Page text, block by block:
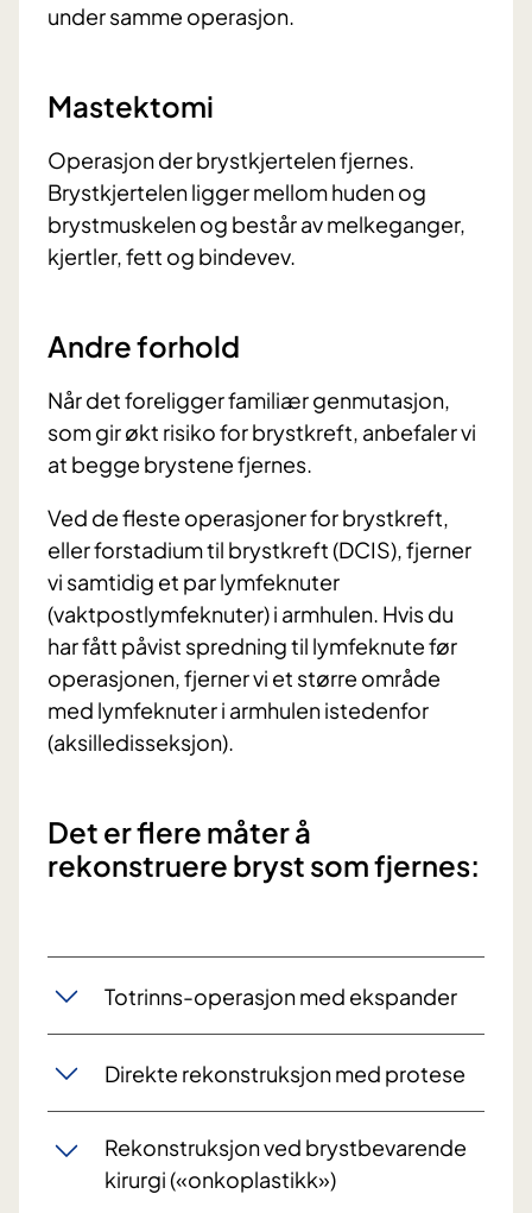
under samme operasjon.
Mastektomi
Operasjon der brystkjertelen fjernes.
Brystkjertelen ligger mellom huden og
brystmuskelen og består av melkeganger,
kjertler, fett og bindevev.
Andre forhold
Når det foreligger familiær genmutasjon,
som gir økt risiko for brystkreft, anbefaler vi
at begge brystene fjernes.
Ved de fleste operasjoner for brystkreft,
eller forstadium til brystkreft (DCIS), fjerner
vi samtidig et par lymfeknuter
(vaktpostlymfeknuter) i armhulen. Hvis du
har fått påvist spredning til lymfeknute før
operasjonen, fjerner vi et større område
med lymfeknuter i armhulen istedenfor
(aksilledisseksjon).
Det er flere måter å
rekonstruere bryst som fjernes:
Totrinns-operasjon med ekspander
Direkte rekonstruksjon med protese
Rekonstruksjon ved brystbevarende
kirurgi («onkoplastikk»)